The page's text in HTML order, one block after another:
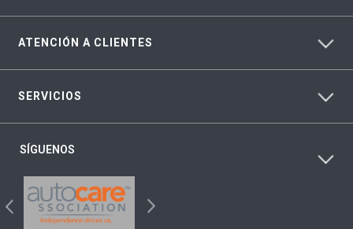
ATENCIÓN A CLIENTES
SERVICIOS
SÍGUENOS